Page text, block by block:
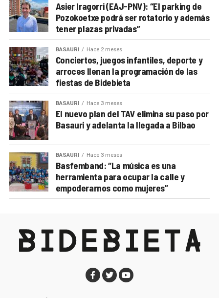
Asier Iragorri (EAJ-PNV): “El parking de
Pozokoetxe podrá ser rotatorio y además
tener plazas privadas”
BASAURI Hace 2 meses
Conciertos, juegos infantiles, deporte y
arroces llenan la programación de las
fiestas de Bidebieta
BASAURI Hace 3 meses
El nuevo plan del TAV elimina su paso por
Basauri y adelanta la llegada a Bilbao
BASAURI Hace 3 meses
Basfemband: “La música es una
herramienta para ocupar la calle y
empoderarnos como mujeres”